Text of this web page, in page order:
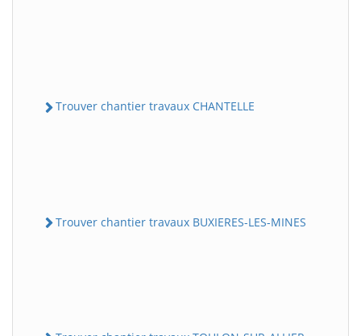
Trouver chantier travaux CHANTELLE
Trouver chantier travaux BUXIERES-LES-MINES